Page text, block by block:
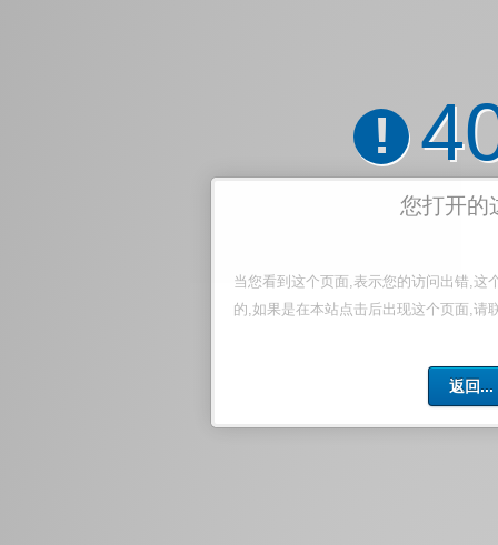
!
您打开的
当您看到这个页面,表示您的访问出错,这
的,如果是在本站点击后出现这个页面,请
返回...